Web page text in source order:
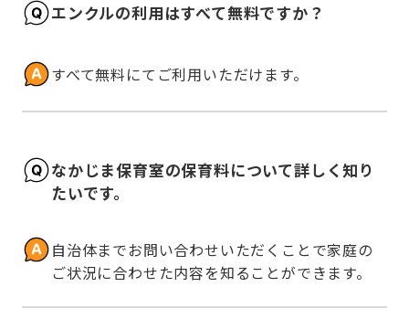
エンクルの利用はすべて無料ですか？
すべて無料にてご利用いただけます。
なかじま保育室の保育料について詳しく知り
たいです。
自治体までお問い合わせいただくことで家庭の
ご状況に合わせた内容を知ることができます。